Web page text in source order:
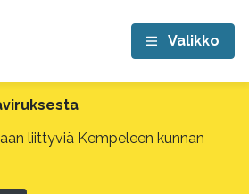
liittyviä Kempeleen kunnan
Valikko